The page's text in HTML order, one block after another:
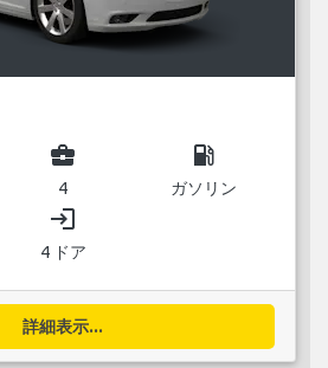
business_center
4
local_gas_station
ガソリン
login
4 ドア
詳細表示...